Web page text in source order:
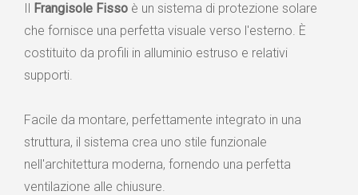
Il Frangisole Fisso è un sistema di protezione solare
che fornisce una perfetta visuale verso l'esterno. È
costituito da profili in alluminio estruso e relativi
supporti.
Facile da montare, perfettamente integrato in una
struttura, il sistema crea uno stile funzionale
nell'architettura moderna, fornendo una perfetta
ventilazione alle chiusure.